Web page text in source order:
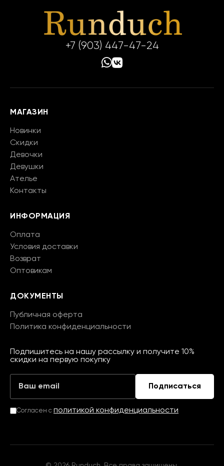
+7 (903) 447-47-24
МАГАЗИН
Новинки
Скидки
Девочки
Девушки
Ателье
Контакты
ИНФОРМАЦИЯ
Оплата
Условия доставки
Возврат
Оптовикам
ДОКУМЕНТЫ
Публичная оферта
Политика конфиденциальности
Подпишитесь на нашу рассылку и получите 10%
скидки на первую покупку
Подписаться
Согласен с политикой конфиденциальности